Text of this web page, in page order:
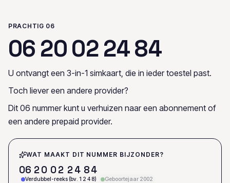
PRACHTIG 06
06 20022484
U ontvangt een 3-in-1 simkaart, die in ieder toestel past.
Toch liever een andere provider?
Dit 06 nummer kunt u verhuizen naar een abonnement of
een andere prepaid provider.
WAT MAAKT DIT NUMMER BIJZONDER?
06 20 02 24 84
Verdubbel-reeks (bv. 1 2 4 8)
Geboortejaar 2002